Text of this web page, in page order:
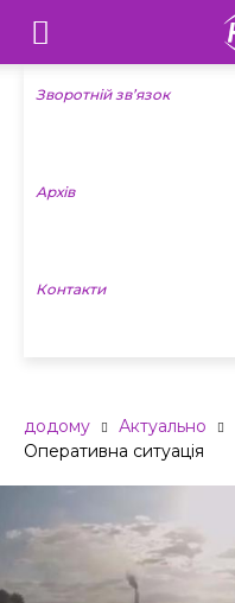
Телебачення
«Капрі»
Новини
Зворотній зв’язок
Архів
Контакти
додому Актуально
Оперативна ситуація